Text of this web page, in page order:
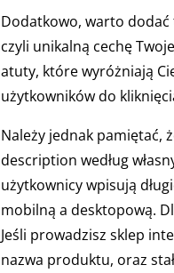
Dodatkowo, warto dodać
czyli unikalną cechę
atuty, które wyróżniają
użytkowników do
Należy jednak pamiętać,
description według
użytkownicy wpisują
mobilną a desktopową.
Jeśli prowadzisz sklep
nazwa produktu, oraz